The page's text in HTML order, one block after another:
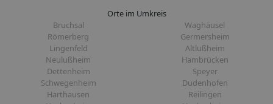
Orte im Umkreis
Bruchsal
Waghäusel
Römerberg
Germersheim
Lingenfeld
Altlußheim
Neulußheim
Hambrücken
Dettenheim
Speyer
Schwegenheim
Dudenhofen
Harthausen
Reilingen